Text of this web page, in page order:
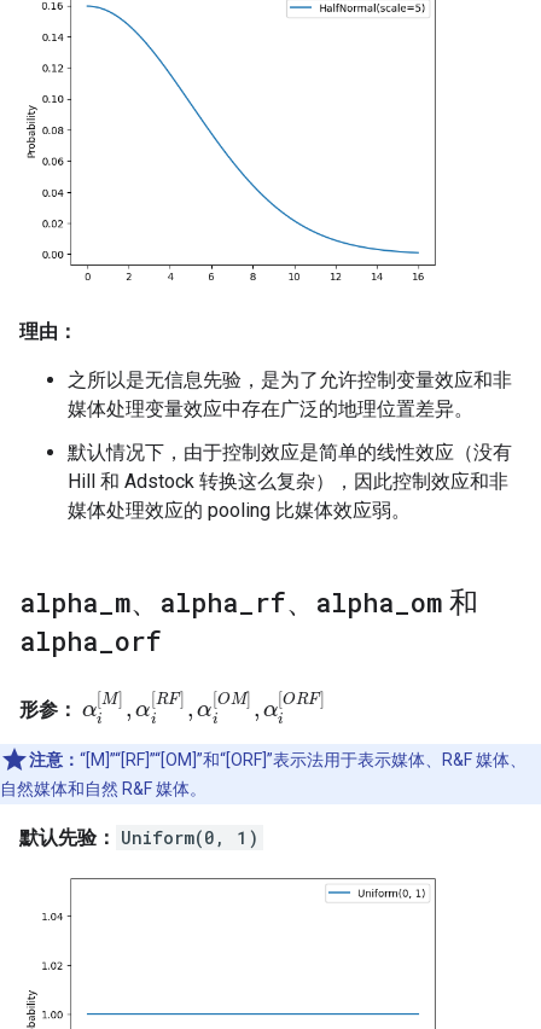
理由：
之所以是无信息先验，是为了允许控制变量效应和非
媒体处理变量效应中存在广泛的地理位置差异。
默认情况下，由于控制效应是简单的线性效应（没有
Hill 和 Adstock 转换这么复杂），因此控制效应和非
媒体处理效应的 pooling 比媒体效应弱。
alpha m、 alpha rf、 alpha om 和
alpha orf
形参： α
[M]
i , α RF]
i , α OM]
i , α
[ORF]
i
αi[M] ,αi[RF] αi [OM],α [ ORF]
注意： “[M]”“[RF]”“[OM]”和“[ORF]”表示法用于表示媒体、R&F 媒体、
自然媒体和自然 R&F 媒体。
默认先验： Uniform(0, 1)